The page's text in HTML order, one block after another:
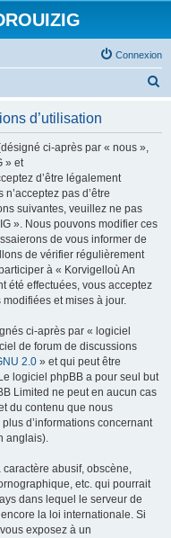
Connexion
d’utilisation
ci-après par « nous »,
» et
d’être légalement
pas d’être
suivantes, veuillez ne pas
». Nous pouvons modifier ces
de vous informer de
de vérifier régulièrement
à « Korvigelloù An
été effectuées, vous acceptez
et mises à jour.
ci-après par « logiciel
de forum de discussions
2.0 » et qui peut être
logiciel phpBB a pour seul but
Limited ne peut en aucun cas
du contenu que nous
d’informations concernant
anglais).
abusif, obscène,
etc. qui pourrait
dans lequel le serveur de
la loi internationale. Si
exposez à un